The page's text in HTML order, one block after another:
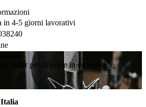
in 4-5 giorni lavorativi
per ricevere in esclusiva le